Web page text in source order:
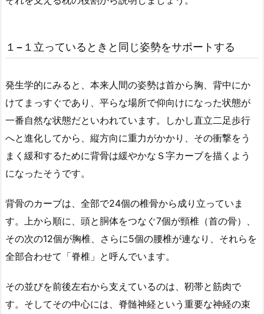
１−１立っているときと同じ姿勢をサポートする
発生学的にみると、本来人間の姿勢は首から胸、背中にか
けてまっすぐであり、平らな場所で仰向けになった状態が
一番自然な状態だといわれています。しかし直立二足歩行
へと進化してから、縦方向に重力がかかり、その衝撃をう
まく緩和するために背骨は緩やかなＳ字カーブを描くよう
になったそうです。
背骨のカーブは、全部で24個の椎骨から成り立っていま
す。上から順に、頭と胴体をつなぐ7個が頸椎（首の骨）、
その次の12個が胸椎、さらに5個の腰椎が連なり、それらを
全部合わせて「脊椎」と呼んでいます。
その並びを前後左右から支えているのは、靭帯と筋肉で
す。そしてその中心には、脊髄神経という重要な神経の束